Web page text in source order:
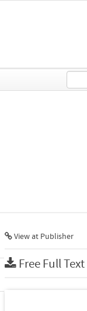
View at Publisher
Free Full Text